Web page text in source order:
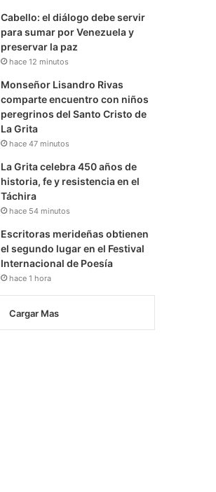
Cabello: el diálogo debe servir
para sumar por Venezuela y
preservar la paz
hace 12 minutos
Monseñor Lisandro Rivas
comparte encuentro con niños
peregrinos del Santo Cristo de
La Grita
hace 47 minutos
La Grita celebra 450 años de
historia, fe y resistencia en el
Táchira
hace 54 minutos
Escritoras merideñas obtienen
el segundo lugar en el Festival
Internacional de Poesía
hace 1 hora
Cargar Mas